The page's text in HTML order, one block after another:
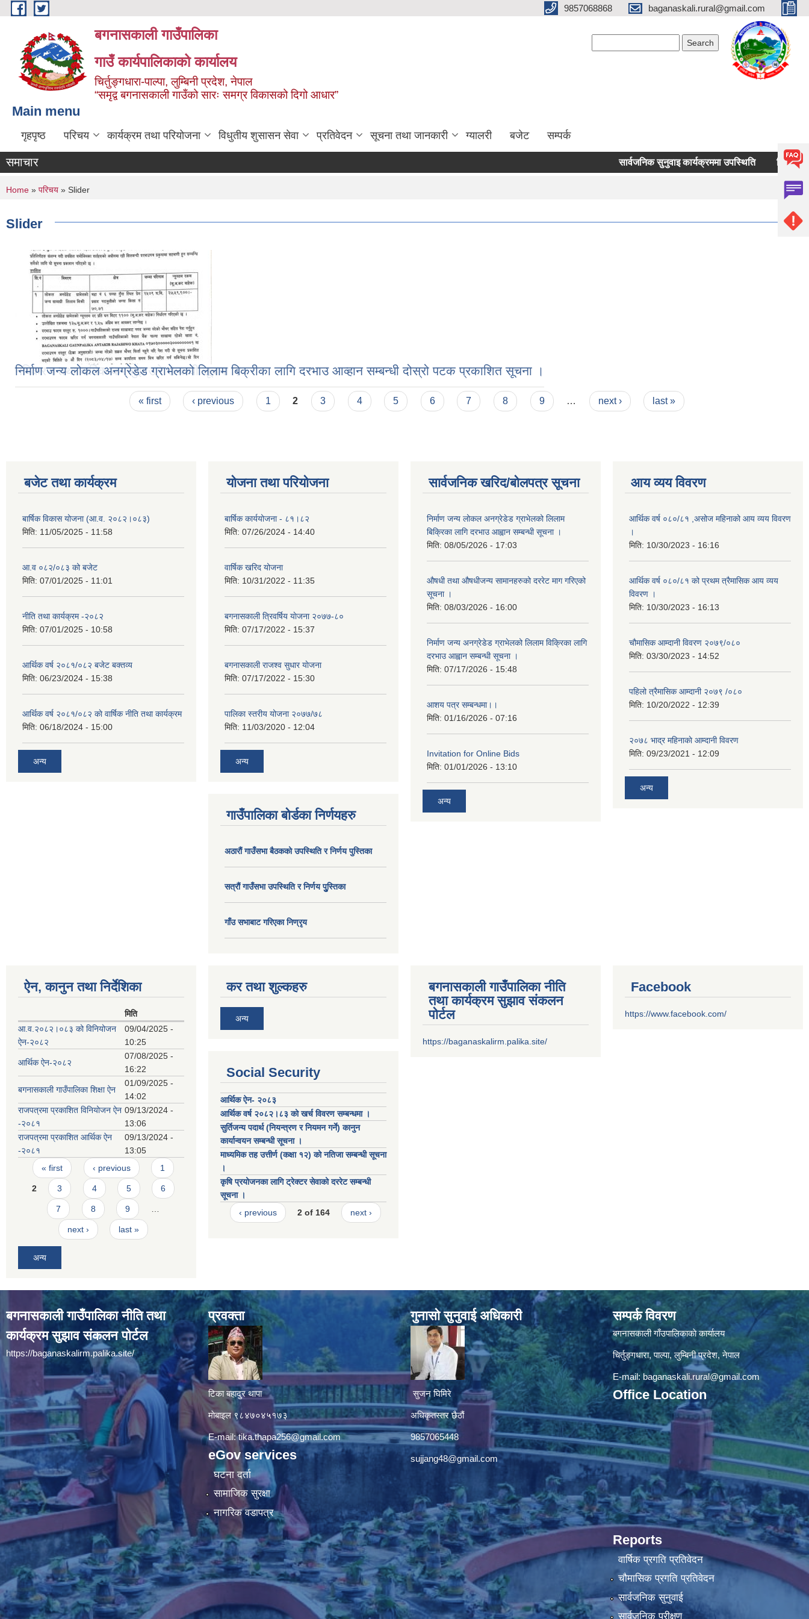
Skip to main content 9857068868 baganaskali.rural@gmail.com
बगनासकाली गाउँपालिका
गाउँ कार्यपालिकाको कार्यालय
चिर्तुङ्गधारा-पाल्पा, लुम्बिनी प्रदेश, नेपाल
“समृद्व बगनासकाली गाउँको सारः समग्र विकासको दिगो आधार”
Main menu
गृहपृष्ठ परिचय कार्यक्रम तथा परियोजना विधुतीय शुसासन सेवा प्रतिवेदन सूचना तथा जानकारी ग्यालरी बजेट सम्पर्क
समाचार सार्वजनिक सुनुवाइ कार्यक्रममा उपस्थिति निर्माण जन्य
You are here
Home » परिचय » Slider
Slider
निर्माण जन्य लोकल अनग्रेडेड ग्राभेलको लिलाम बिक्रीका लागि दरभाउ आव्हान सम्बन्धी दोस्रो पटक प्रकाशित सूचना ।
« first ‹ previous 1 2 3 4 5 6 7 8 9 … next › last »
बजेट तथा कार्यक्रम
बार्षिक विकास योजना (आ.व. २०८२।०८३)
मिति: 11/05/2025 - 11:58
आ.व ०८२/०८३ को बजेट
मिति: 07/01/2025 - 11:01
नीति तथा कार्यक्रम -२०८२
मिति: 07/01/2025 - 10:58
आर्थिक वर्ष २०८१/०८२ बजेट बक्तव्य
मिति: 06/23/2024 - 15:38
आर्थिक वर्ष २०८१/०८२ काे वार्षिक नीति तथा कार्यक्रम
मिति: 06/18/2024 - 15:00
अन्य
योजना तथा परियोजना
बार्षिक कार्ययोजना - ८१।८२
मिति: 07/26/2024 - 14:40
वार्षिक खरिद योजना
मिति: 10/31/2022 - 11:35
बगनासकाली त्रिवर्षिय याेजना २०७७-८०
मिति: 07/17/2022 - 15:37
बगनासकाली राजश्व सुधार याेजना
मिति: 07/17/2022 - 15:30
पालिका स्तरीय योजना २०७७/७८
मिति: 11/03/2020 - 12:04
अन्य
गाउँपालिका बोर्डका निर्णयहरु
अठाराैं गाउँसभा बैठकको उपस्थिति र निर्णय पुस्तिका
सत्राैं गाउँसभा उपस्थिति र निर्णय पुु्स्तिका
गाँउ सभाबाट गरिएका निण्रृय
सार्वजनिक खरिद/बोलपत्र सूचना
निर्माण जन्य लोकल अनग्रेडेड ग्राभेलको लिलाम
बिक्रिका लागि दरभाउ आह्वान सम्बन्धी सूचना ।
मिति: 08/05/2026 - 17:03
औषधी तथा औषधीजन्य सामानहरुको दररेट माग गरिएको
सूचना ।
मिति: 08/03/2026 - 16:00
निर्माण जन्य अनग्रेडेड ग्राभेलको लिलाम विक्रिका लागि
दरभाउ आह्वान सम्बन्धी सूचना ।
मिति: 07/17/2026 - 15:48
आशय पत्र सम्बन्धमा।।
मिति: 01/16/2026 - 07:16
Invitation for Online Bids
मिति: 01/01/2026 - 13:10
अन्य
आय व्यय विवरण
आर्थिक वर्ष ०८०/८१ ,असोज महिनाको आय व्यय विवरण
।
मिति: 10/30/2023 - 16:16
आर्थिक वर्ष ०८०/८१ को प्रथम त्रैमासिक आय व्यय
विवरण ।
मिति: 10/30/2023 - 16:13
चौमासिक आम्दानी विवरण २०७९/०८०
मिति: 03/30/2023 - 14:52
पहिलो त्रैमासिक आम्दानी २०७९ /०८०
मिति: 10/20/2022 - 12:39
२०७८ भाद्र महिनाकाे आम्दानी विवरण
मिति: 09/23/2021 - 12:09
अन्य
ऐन, कानुन तथा निर्देशिका
मिति
आ.व.२०८२।०८३ को विनियोजन
ऐन-२०८२
09/04/2025 -
10:25
आर्थिक ऐन-२०८२
07/08/2025 -
16:22
बगनासकाली गाउँपालिका शिक्षा ऐन
01/09/2025 -
14:02
राजपत्रमा प्रकाशित विनियोजन ऐन
-२०८१
09/13/2024 -
13:06
राजपत्रमा प्रकाशित आर्थिक ऐन
-२०८१
09/13/2024 -
13:05
Pages
« first ‹ previous 1
2 3 4 5 6
7 8 9
next › last »
अन्य
कर तथा शुल्कहरु
अन्य
Social Security
आर्थिक ऐन- २०८३
आर्थिक वर्ष २०८२।८३ को खर्च विवरण सम्बन्धमा ।
सुर्तिजन्य पदार्थ (नियन्त्रण र नियमन गर्ने) कानुन
कार्यान्वयन सम्बन्धी सूचना ।
माध्यमिक तह उत्तीर्ण (कक्षा १२) को नतिजा सम्बन्धी सूचना
।
कृषि प्रयोजनका लागि ट्रेक्टर सेवाको दररेट सम्बन्धी
सूचना ।
‹ previous
2 of 164 next ›
बगनासकाली गाउँपालिका नीति
तथा कार्यक्रम सुझाव संकलन
पोर्टल
https://baganaskalirm.palika.site/
Facebook
https://www.facebook.com/
बगनासकाली गाउँपालिका नीति तथा
कार्यक्रम सुझाव संकलन पोर्टल
https://baganaskalirm.palika.site/
प्रवक्ता
टिका बहादुर थापा
माे‍बाइल ९८४७०४५१७३
E-mail:tika.thapa256@gmail.com
eGov services
घटना दर्ता
सामाजिक सुरक्षा
नागरिक वडापत्र
गुनासाे सुनुवाई अधिकारी
सुजन घिमिरे
अधिकृतस्तर छैठौं‌
9857065448
sujjang48@gmail.com
सम्पर्क विवरण
बगनासकाली गाँउपालिकाकाे कार्यालय
चिर्तुङ्गधारा, पाल्पा, लुम्बिनी प्रदेश, नेपाल
E-mail:baganaskali.rural@gmail.com
Office Location
Reports
वार्षिक प्रगति प्रतिवेदन
चौमासिक प्रगति प्रतिवेदन
सार्वजनिक सुनुवाई
सार्वजनिक परीक्षण